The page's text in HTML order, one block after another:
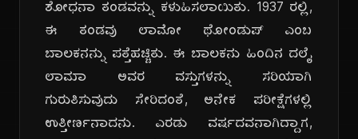
ಶೋಧನಾ ತಂಡವನ್ನು ಕಳುಹಿಸಲಾಯಿತು. 1937 ರಲ್ಲಿ,
ಈ ತಂಡವು ಲಾಮೋ ಥೋಂಡುಪ್ ಎಂಬ
ಬಾಲಕನನ್ನು ಪತ್ತೆಹಚ್ಚಿತು. ಈ ಬಾಲಕನು ಹಿಂದಿನ ದಲೈ
ಲಾಮಾ ಅವರ ವಸ್ತುಗಳನ್ನು ಸರಿಯಾಗಿ
ಗುರುತಿಸುವುದು ಸೇರಿದಂತೆ, ಅನೇಕ ಪರೀಕ್ಷೆಗಳಲ್ಲಿ
ಉತ್ತೀರ್ಣನಾದನು. ಎರಡು ವರ್ಷದವನಾಗಿದ್ದಾಗ,